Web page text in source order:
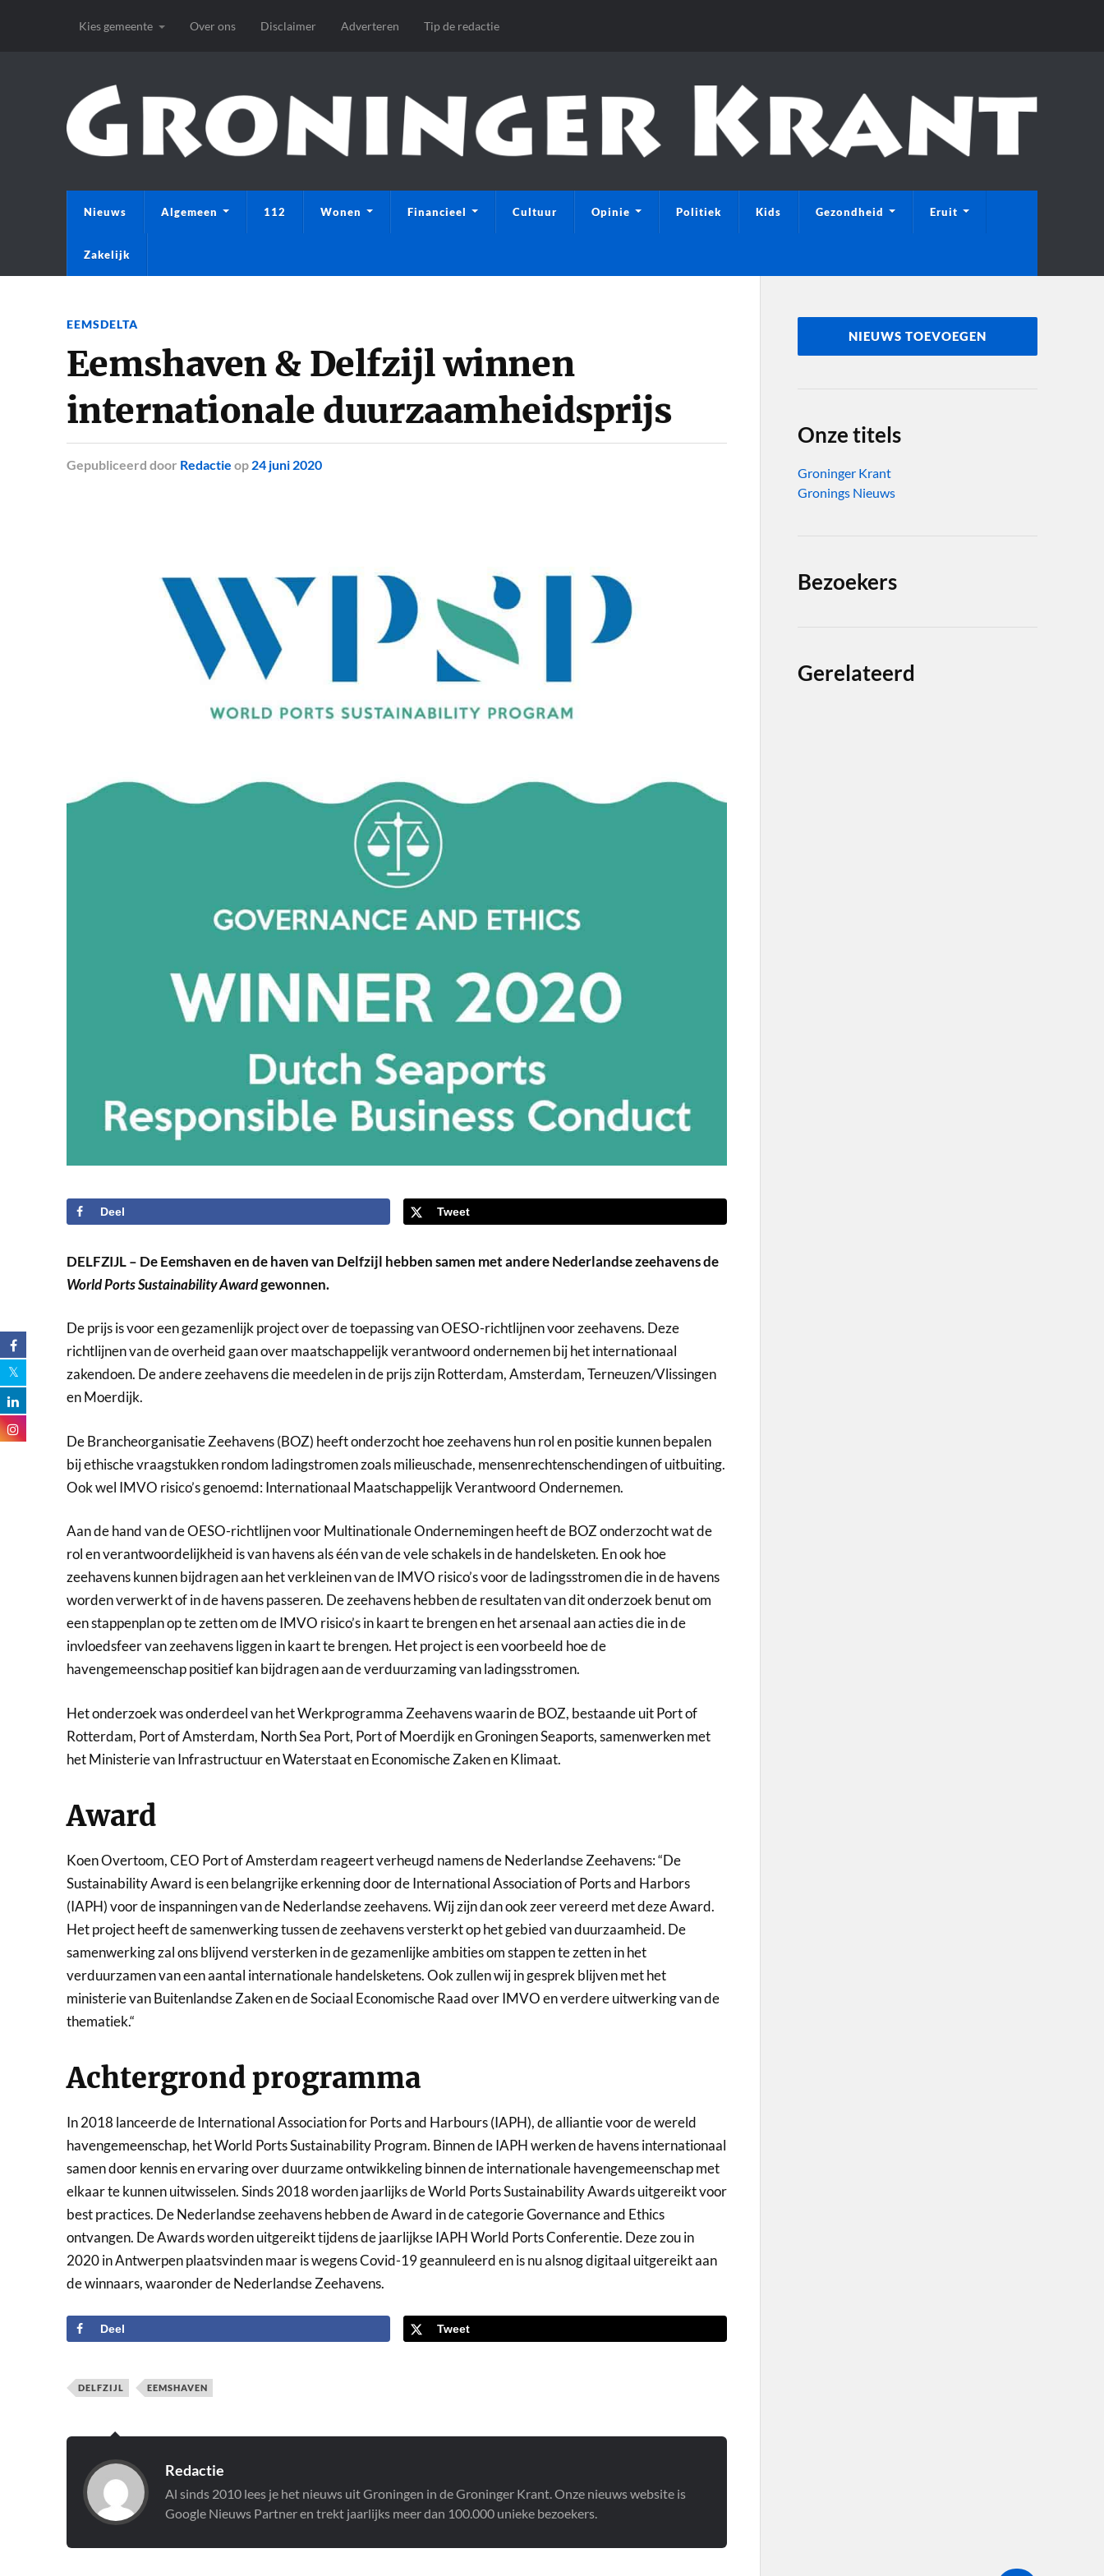
Kies gemeente Over ons Disclaimer Adverteren Tip de redactie
Nieuws Algemeen 112 Wonen Financieel Cultuur Opinie Politiek Kids Gezondheid Eruit
Zakelijk
EEMSDELTA
Eemshaven & Delfzijl winnen
internationale duurzaamheidsprijs
Gepubliceerd door Redactie op 24 juni 2020
Deel Tweet
DELFZIJL – De Eemshaven en de haven van Delfzijl hebben samen met andere Nederlandse zeehavens de
World Ports Sustainability Awardgewonnen.
De prijs is voor een gezamenlijk project over de toepassing van OESO-richtlijnen voor zeehavens. Deze
richtlijnen van de overheid gaan over maatschappelijk verantwoord ondernemen bij het internationaal
zakendoen. De andere zeehavens die meedelen in de prijs zijn Rotterdam, Amsterdam, Terneuzen/Vlissingen
en Moerdijk.
De Brancheorganisatie Zeehavens (BOZ) heeft onderzocht hoe zeehavens hun rol en positie kunnen bepalen
bij ethische vraagstukken rondom ladingstromen zoals milieuschade, mensenrechtenschendingen of uitbuiting.
Ook wel IMVO risico’s genoemd: Internationaal Maatschappelijk Verantwoord Ondernemen.
Aan de hand van de OESO-richtlijnen voor Multinationale Ondernemingen heeft de BOZ onderzocht wat de
rol en verantwoordelijkheid is van havens als één van de vele schakels in de handelsketen. En ook hoe
zeehavens kunnen bijdragen aan het verkleinen van de IMVO risico’s voor de ladingsstromen die in de havens
worden verwerkt of in de havens passeren. De zeehavens hebben de resultaten van dit onderzoek benut om
een stappenplan op te zetten om de IMVO risico’s in kaart te brengen en het arsenaal aan acties die in de
invloedsfeer van zeehavens liggen in kaart te brengen. Het project is een voorbeeld hoe de
havengemeenschap positief kan bijdragen aan de verduurzaming van ladingsstromen.
Het onderzoek was onderdeel van het Werkprogramma Zeehavens waarin de BOZ, bestaande uit Port of
Rotterdam, Port of Amsterdam, North Sea Port, Port of Moerdijk en Groningen Seaports, samenwerken met
het Ministerie van Infrastructuur en Waterstaat en Economische Zaken en Klimaat.
Award
Koen Overtoom, CEO Port of Amsterdam reageert verheugd namens de Nederlandse Zeehavens: “De
Sustainability Award is een belangrijke erkenning door de International Association of Ports and Harbors
(IAPH) voor de inspanningen van de Nederlandse zeehavens. Wij zijn dan ook zeer vereerd met deze Award.
Het project heeft de samenwerking tussen de zeehavens versterkt op het gebied van duurzaamheid. De
samenwerking zal ons blijvend versterken in de gezamenlijke ambities om stappen te zetten in het
verduurzamen van een aantal internationale handelsketens. Ook zullen wij in gesprek blijven met het
ministerie van Buitenlandse Zaken en de Sociaal Economische Raad over IMVO en verdere uitwerking van de
thematiek.“
Achtergrond programma
In 2018 lanceerde de International Association for Ports and Harbours (IAPH), de alliantie voor de wereld
havengemeenschap, het World Ports Sustainability Program. Binnen de IAPH werken de havens internationaal
samen door kennis en ervaring over duurzame ontwikkeling binnen de internationale havengemeenschap met
elkaar te kunnen uitwisselen. Sinds 2018 worden jaarlijks de World Ports Sustainability Awards uitgereikt voor
best practices. De Nederlandse zeehavens hebben de Award in de categorie Governance and Ethics
ontvangen. De Awards worden uitgereikt tijdens de jaarlijkse IAPH World Ports Conferentie. Deze zou in
2020 in Antwerpen plaatsvinden maar is wegens Covid-19 geannuleerd en is nu alsnog digitaal uitgereikt aan
de winnaars, waaronder de Nederlandse Zeehavens.
Deel Tweet
DELFZIJL EEMSHAVEN
Redactie
Al sinds 2010 lees je het nieuws uit Groningen in de Groninger Krant. Onze nieuws website is
Google Nieuws Partner en trekt jaarlijks meer dan 100.000 unieke bezoekers.
NIEUWS TOEVOEGEN
Onze titels
Groninger Krant
Gronings Nieuws
Bezoekers
Gerelateerd